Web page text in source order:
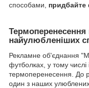
способами, придбайте
найулюбленіших
Рекламне об'єднання
футболках, у тому числі
термоперенесення. До
один з наших улюблених